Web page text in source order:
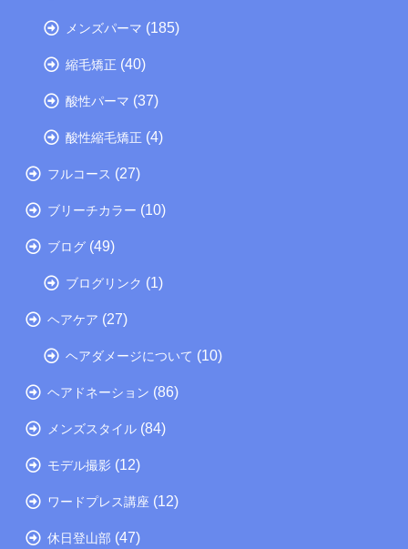
メンズパーマ (185)
縮毛矯正 (40)
酸性パーマ (37)
酸性縮毛矯正 (4)
フルコース (27)
ブリーチカラー (10)
ブログ (49)
ブログリンク (1)
ヘアケア (27)
ヘアダメージについて (10)
ヘアドネーション (86)
メンズスタイル (84)
モデル撮影 (12)
ワードプレス講座 (12)
休日登山部 (47)